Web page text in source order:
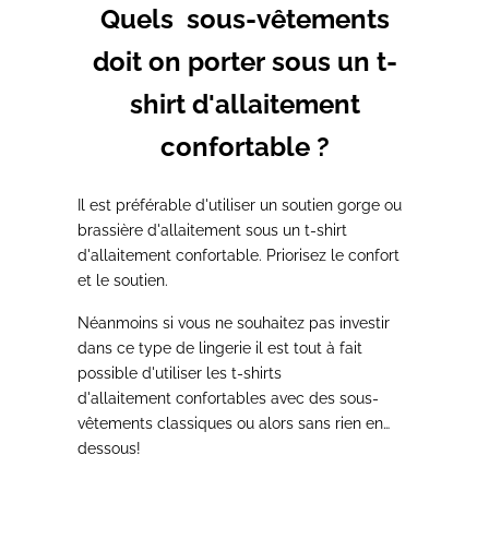
Quels sous-vêtements
doit on porter sous un t-
shirt d'allaitement
confortable ?
Il est préférable d'utiliser un soutien gorge ou
brassière d'allaitement sous un t-shirt
d'allaitement confortable. Priorisez le confort
et le soutien.
Néanmoins si vous ne souhaitez pas investir
dans ce type de lingerie il est tout à fait
possible d'utiliser les t-shirts
d'allaitement confortables avec des sous-
vêtements classiques ou alors sans rien en
dessous!